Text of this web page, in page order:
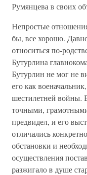
Румянцева в своих
Непростые
бы, все хорошо.
относиться по-
Бутурлина
Бутурлин не мог не
его как
шестилетней войны.
точными,
предвидел, и его
отличались
обстановки и
осуществления
разжигало в душе